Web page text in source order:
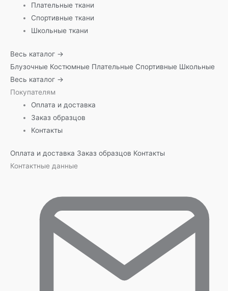
Плательные ткани
Спортивные ткани
Школьные ткани
Весь каталог →
Блузочные Костюмные Плательные Спортивные Школьные
Весь каталог →
Покупателям
Оплата и доставка
Заказ образцов
Контакты
Оплата и доставка Заказ образцов Контакты
Контактные данные